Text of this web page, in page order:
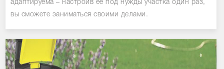
адаптируема – настроив её под нужды участка один раз,
вы сможете заниматься своими делами.